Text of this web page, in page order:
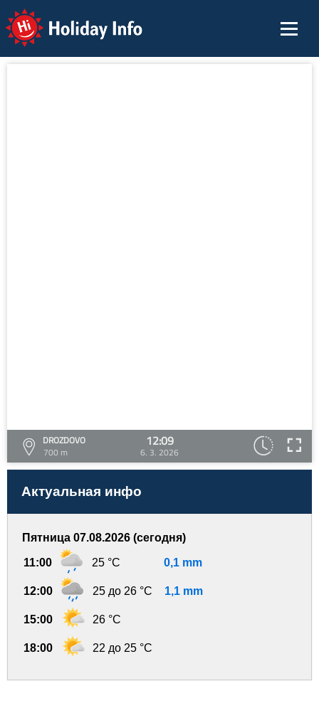
Holiday Info
DROZDOVO
700 m
12:09
6. 3. 2026
Актуальная инфо
Пятница 07.08.2026 (сегодня)
11:00 25 °C 0,1 mm
12:00 25 до 26 °C 1,1 mm
15:00 26 °C
18:00 22 до 25 °C